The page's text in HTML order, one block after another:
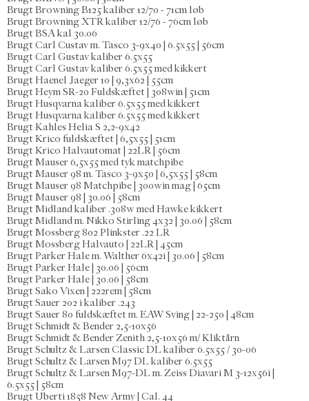
Brugt Browning B125 kaliber 12/70 - 71cm løb
Brugt Browning XTR kaliber 12/76 - 76cm løb
Brugt BSA kal 30.06
Brugt Carl Custav m. Tasco 3-9x40 | 6.5x55 | 56cm
Brugt Carl Gustav kaliber 6.5x55
Brugt Carl Gustav kaliber 6.5x55 med kikkert
Brugt Haenel Jaeger 10 | 9,3x62 | 55cm
Brugt Heym SR-20 Fuldskæftet | 308win | 51cm
Brugt Husqvarna kaliber 6.5x55 med kikkert
Brugt Husqvarna kaliber 6.5x55 med kikkert
Brugt Kahles Helia S 2,2-9x42
Brugt Krico fuldskæftet | 6,5x55 | 51cm
Brugt Krico Halvautomat | 22LR | 56cm
Brugt Mauser 6,5x55 med tyk matchpibe
Brugt Mauser 98 m. Tasco 3-9x50 | 6,5x55 | 58cm
Brugt Mauser 98 Matchpibe | 300win mag | 65cm
Brugt Mauser 98 | 30.06 | 58cm
Brugt Midland kaliber .308w med Hawke kikkert
Brugt Midland m. Nikko Stirling 4x32 | 30.06 | 58cm
Brugt Mossberg 802 Plinkster .22 LR
Brugt Mossberg Halvauto | 22LR | 45cm
Brugt Parker Hale m. Walther 6x42i | 30.06 | 58cm
Brugt Parker Hale | 30.06 | 56cm
Brugt Parker Hale | 30.06 | 58cm
Brugt Sako Vixen | 222rem | 58cm
Brugt Sauer 202 i kaliber .243
Brugt Sauer 80 fuldskæftet m. EAW Sving | 22-250 | 48cm
Brugt Schmidt & Bender 2,5-10x56
Brugt Schmidt & Bender Zenith 2,5-10x56 m/ Kliktårn
Brugt Schultz & Larsen Classic DL kaliber 6.5x55 / 30-06
Brugt Schultz & Larsen M97 DL kaliber 6.5x55
Brugt Schultz & Larsen M97-DL m. Zeiss Diavari M 3-12x56i |
6.5x55 | 58cm
Brugt Uberti 1858 New Army | Cal. 44